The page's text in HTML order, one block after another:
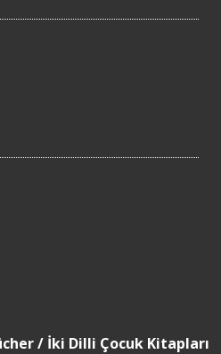
/ İki Dilli Çocuk Kitapları